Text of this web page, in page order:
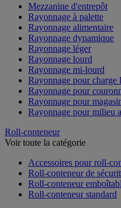
Mezzanine d'entrepôt
Rayonnage à palette
Rayonnage alimentaire
Rayonnage dynamique
Rayonnage léger
Rayonnage lourd
Rayonnage mi-lourd
Rayonnage pour charge
Rayonnage pour
Rayonnage pour
Rayonnage pour milieu
Roll-conteneur
Voir toute la catégorie
Accessoires pour roll-
Roll-conteneur de
Roll-conteneur
Roll-conteneur standard